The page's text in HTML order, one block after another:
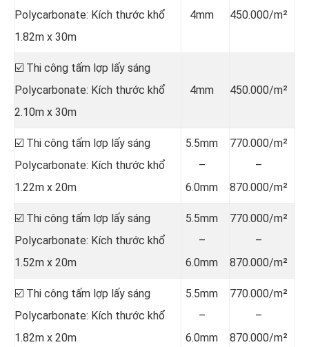
Polycarbonate: Kích thước khổ
1.82m x 30m
4mm 450.000/m²
☑️ Thi công tấm lợp lấy sáng
Polycarbonate: Kích thước khổ
2.10m x 30m
4mm 450.000/m²
☑️ Thi công tấm lợp lấy sáng
Polycarbonate: Kích thước khổ
1.22m x 20m
5.5mm
–
6.0mm
770.000/m²
–
870.000/m²
☑️ Thi công tấm lợp lấy sáng
Polycarbonate: Kích thước khổ
1.52m x 20m
5.5mm
–
6.0mm
770.000/m²
–
870.000/m²
☑️ Thi công tấm lợp lấy sáng
Polycarbonate: Kích thước khổ
1.82m x 20m
5.5mm
–
6.0mm
770.000/m²
–
870.000/m²